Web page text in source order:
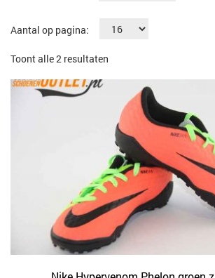
Aantal op pagina:
Toont alle 2 resultaten
populariteit